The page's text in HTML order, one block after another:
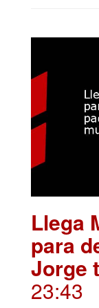
Llega
para
Jorge
23:43